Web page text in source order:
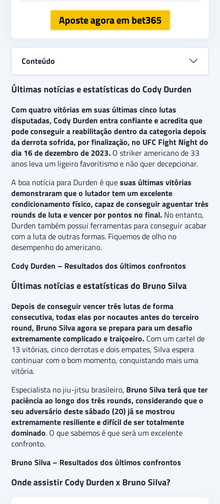
Aposte agora em bet365
Conteúdo
Últimas notícias e estatísticas do Cody Durden
Com quatro vitórias em suas últimas cinco lutas
disputadas, Cody Durden entra confiante e acredita que
pode conseguir a reabilitação dentro da categoria depois
da derrota sofrida, por finalização, no UFC Fight Night do
dia 16 de dezembro de 2023. O striker americano de 33
anos leva um ligeiro favoritismo e não quer decepcionar.
A boa notícia para Durden é quesuas últimas vitórias
demonstraram que o lutador tem um excelente
condicionamento físico, capaz de conseguir aguentar três
rounds de luta e vencer por pontos no final. No entanto,
Durden também possui ferramentas para conseguir acabar
com a luta de outras formas. Fiquemos de olho no
desempenho do americano.
Cody Durden – Resultados dos últimos confrontos
Últimas notícias e estatísticas do Bruno Silva
Depois de conseguir vencer três lutas de forma
consecutiva, todas elas por nocautes antes do terceiro
round, Bruno Silva agora se prepara para um desafio
extremamente complicado e traiçoeiro. Com um cartel de
13 vitórias, cinco derrotas e dois empates, Silva espera
continuar com o bom momento, conquistando mais uma
vitória.
Especialista no jiu-jitsu brasileiro, Bruno Silva terá que ter
paciência ao longo dos três rounds, considerando que o
seu adversário deste sábado (20) já se mostrou
extremamente resiliente e difícil de ser totalmente
dominado. O que sabemos é que será um excelente
confronto.
Bruno Silva – Resultados dos últimos confrontos
Onde assistir Cody Durden x Bruno Silva?